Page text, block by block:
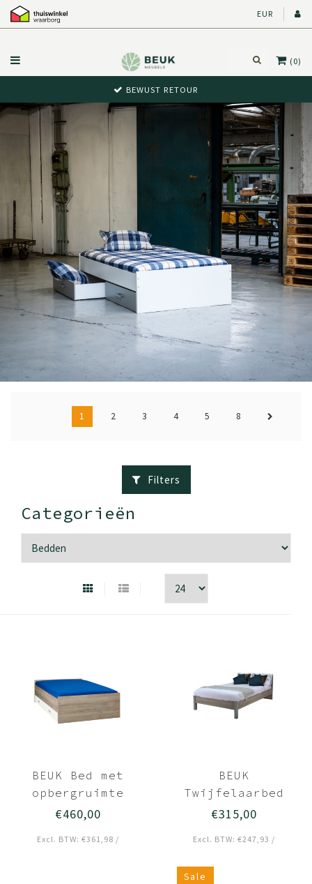
EUR
(0)
BEWUST RETOUR
1 2 3 4 5 8
Filters
Categorieën
BEUK Bed met
opbergruimte
120x200
- witte lades
€460,00
Excl. BTW: €361,98 /
BEUK
Twijfelaarbed
120x200
- Best
€315,00
Excl. BTW: €247,93 /
Sale